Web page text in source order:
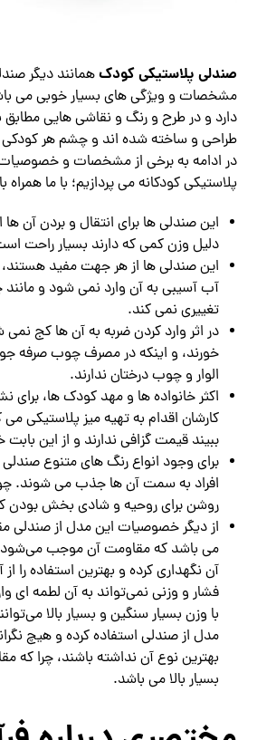
صندلی پلاستیکی کودکهمانند دیگر
مشخصات و ویژگی های بسیار خوبی می
دارد و در طرح و رنگ و نقاشی هایی مطابق
طراحی و ساخته شده اند و چشم هر کودکی
در ادامه به برخی از مشخصات و
پلاستیکی کودکانه می پردازیم؛ با ما همراه
این صندلی ها برای انتقال و بردن آن
دلیل وزن کمی که دارند بسیار راحت
این صندلی ها از هر جهت مفید هستند،
آب آسیبی به آن وارد نمی شود و
تغییری نمی کند.
در اثر وارد کردن ضربه به آن ها کج
خورند، و اینکه در مصرف چوب صرفه
الوار و چوب درختان ندارند.
اکثر خانواده ها و مهد کودک ها، برای
کارشان اقدام به تهیه میز پلاستیکی
ببیند قیمت گزافی ندارند و از این
برای وجود انواع رنگ های متنوع
افراد به سمت آن ها جذب می شوند.
روشن برای روحیه و شادی بخش بودن
از دیگر خصوصیات این مدل از صندلی
می باشد که مقاومت آن موجب می‌شود
آن نگهداری کرده و بهترین استفاده را
فشار و وزنی نمی‌تواند به آن لطمه ای
با وزن بسیار سنگین و بسیار بالا
مدل از صندلی استفاده کرده و هیچ
بهترین نوع آن نداشته باشند، چرا که
بسیار بالا می باشد.